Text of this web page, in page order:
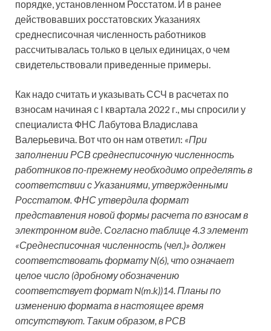
порядке, установленном Росстатом. И в ранее
действовавших росстатовских Указаниях
среднесписочная численность работников
рассчитывалась только в целых единицах, о чем
свидетельствовали приведенные примеры.
Как надо считать и указывать ССЧ в расчетах по
взносам начиная с I квартала 2022 г., мы спросили у
специалиста ФНС Лабутова Владислава
Валерьевича. Вот что он нам ответил: «При
заполнении РСВ среднесписочную численность
работников по-прежнему необходимо определять в
соответствии с Указаниями, утвержденными
Росстатом. ФНС утвердила формат
представления новой формы расчета по взносам в
электронном виде. Согласно таблице 4.3 элемент
«Среднесписочная численность (чел.)» должен
соответствовать формату N(6), что означает
целое число (дробному обозначению
соответствует формат N(m.k))14. Планы по
изменению формата в настоящее время
отсутствуют. Таким образом, в РСВ